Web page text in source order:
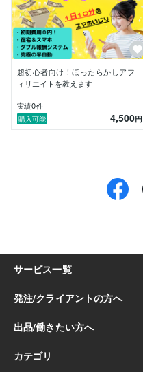
超初心者向け！ほったらかしアフ
ィリエイトを教えます
実績0件
購入可能
4,500円